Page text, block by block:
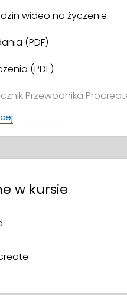
wideo na życzenie
(PDF)
(PDF)
Przewodnika
do pobrania
ukończenia kursu
w kursie